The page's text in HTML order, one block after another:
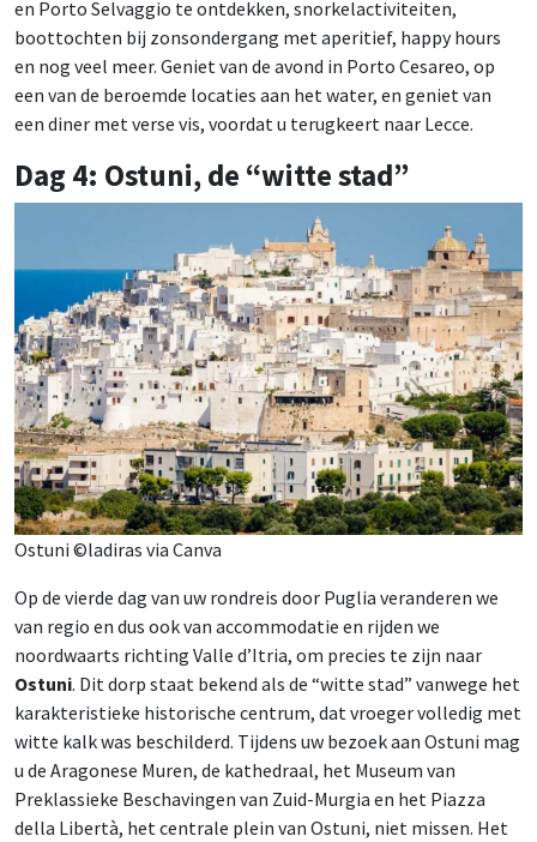
en Porto Selvaggio te ontdekken, snorkelactiviteiten,
boottochten bij zonsondergang met aperitief, happy hours
en nog veel meer. Geniet van de avond in Porto Cesareo, op
een van de beroemde locaties aan het water, en geniet van
een diner met verse vis, voordat u terugkeert naar Lecce.
Dag 4: Ostuni, de “witte stad”
Ostuni ©ladiras via Canva
Op de vierde dag van uw rondreis door Puglia veranderen we
van regio en dus ook van accommodatie en rijden we
noordwaarts richting Valle d’Itria, om precies te zijn naar
Ostuni. Dit dorp staat bekend als de “witte stad” vanwege het
karakteristieke historische centrum, dat vroeger volledig met
witte kalk was beschilderd. Tijdens uw bezoek aan Ostuni mag
u de Aragonese Muren, de kathedraal, het Museum van
Preklassieke Beschavingen van Zuid-Murgia en het Piazza
della Libertà, het centrale plein van Ostuni, niet missen. Het